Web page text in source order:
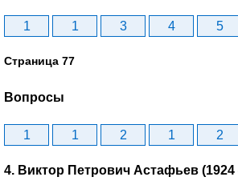
1 1 3 4 5
Страница 77
Вопросы
1 1 2 1 2
4. Виктор Петрович Астафьев